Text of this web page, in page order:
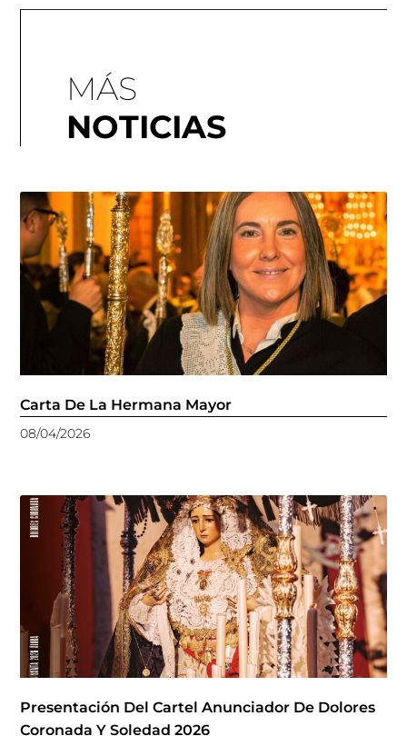
MÁS
NOTICIAS
Carta De La Hermana Mayor
08/04/2026
Presentación Del Cartel Anunciador De Dolores
Coronada Y Soledad 2026